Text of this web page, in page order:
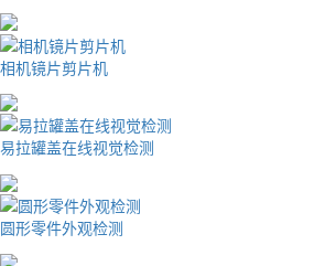
相机镜片剪片机
易拉罐盖在线视觉检测
圆形零件外观检测